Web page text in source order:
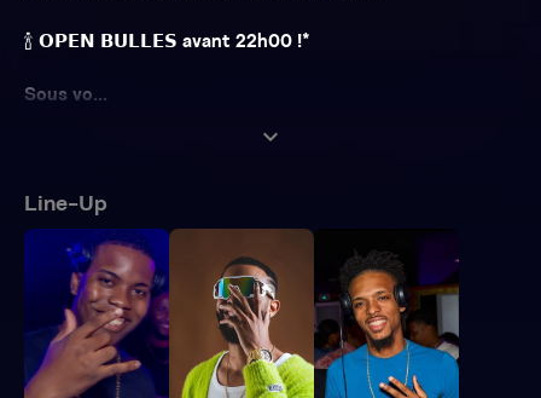
🍾 𝗢𝗣𝗘𝗡 𝗕𝗨𝗟𝗟𝗘𝗦 avant 22h00 !*
Sous vo...
expand_more
Line-Up